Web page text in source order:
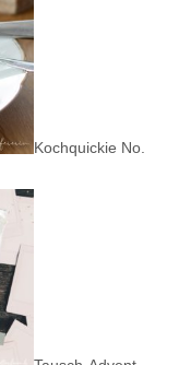
Kochquickie No.